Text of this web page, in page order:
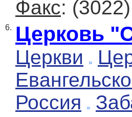
Факс:
6. Церковь
Церкви
Россия